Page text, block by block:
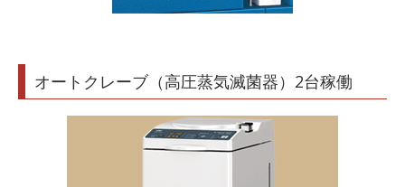
オートクレーブ（高圧蒸気滅菌器）2台稼働